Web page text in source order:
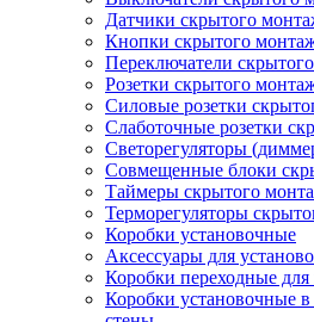
Датчики скрытого
Кнопки скрытого
Переключатели
Розетки скрытого
Силовые розетки
Слаботочные розетки
Светорегуляторы
Совмещенные блоки
Таймеры скрытого
Терморегуляторы
Коробки установочные
Аксессуары для
Коробки переходные
Коробки установочные